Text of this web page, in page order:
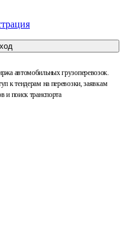
автомобильных грузоперевозок.
к тендерам на перевозки, заявкам
и поиск транспорта